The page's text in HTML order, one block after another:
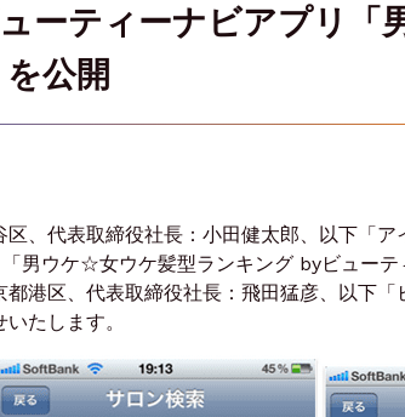
ーティーナビアプリ「
公開
、代表取締役社長：小田健太郎、以下「ア
男ウケ☆女ウケ髪型ランキング byビューテ
港区、代表取締役社長：飛田猛彦、以下「
たします。